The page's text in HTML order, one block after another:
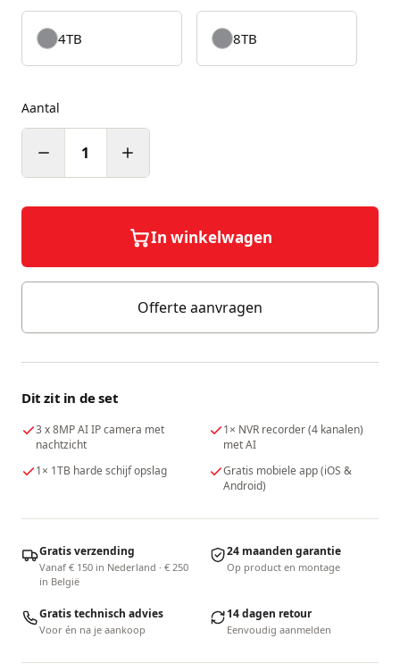
4TB 8TB
Aantal
1
In winkelwagen
Offerte aanvragen
Dit zit in de set
3 x 8MP AI IP camera met
nachtzicht
1× NVR recorder (4 kanalen)
met AI
1× 1TB harde schijf opslag
Gratis mobiele app (iOS &
Android)
Gratis verzending
Vanaf € 150 in Nederland · € 250
in België
24 maanden garantie
Op product en montage
Gratis technisch advies
Voor én na je aankoop
14 dagen retour
Eenvoudig aanmelden